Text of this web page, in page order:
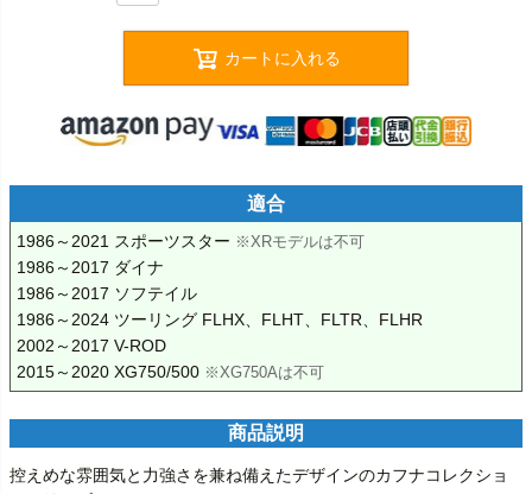
カートに入れる
適合
1986～2021 スポーツスター ※XRモデルは不可
1986～2017 ダイナ
1986～2017 ソフテイル
1986～2024 ツーリング FLHX、FLHT、FLTR、FLHR
2002～2017 V-ROD
2015～2020 XG750/500 ※XG750Aは不可
商品説明
控えめな雰囲気と力強さを兼ね備えたデザインのカフナコレクショ